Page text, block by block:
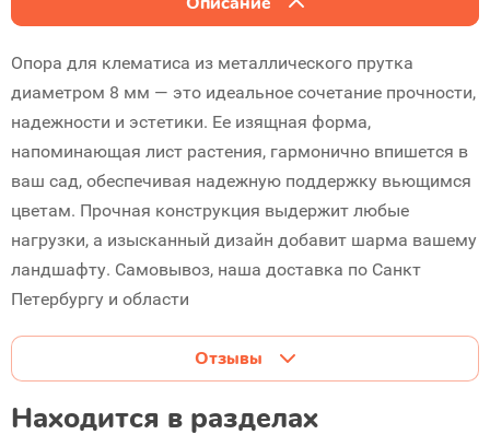
Опора для клематиса из металлического прутка
диаметром 8 мм — это идеальное сочетание прочности,
надежности и эстетики. Ее изящная форма,
напоминающая лист растения, гармонично впишется в
ваш сад, обеспечивая надежную поддержку вьющимся
цветам. Прочная конструкция выдержит любые
нагрузки, а изысканный дизайн добавит шарма вашему
ландшафту. Самовывоз, наша доставка по Санкт
Петербургу и области
Отзывы
Находится в разделах